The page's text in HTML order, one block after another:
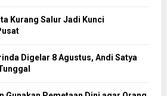
Kurang Salur Jadi Kunci
Digelar 8 Agustus, Andi Satya